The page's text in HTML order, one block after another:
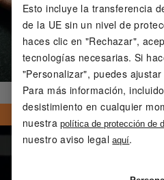
Esto incluye la transferencia
de la UE sin un nivel de
haces clic en "Rechazar",
tecnologías necesarias. Si
"Personalizar", puedes
Para más información,
desistimiento en cualquier
nuestrapolítica de protección de
nuestro aviso legalaquí.